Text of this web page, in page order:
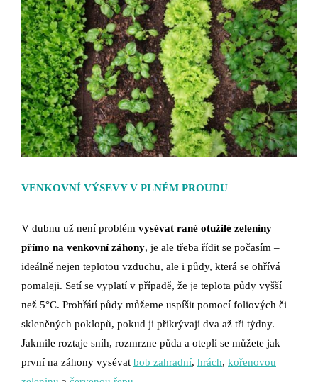
VENKOVNÍ VÝSEVY V PLNÉM PROUDU
V dubnu už není problém vysévat rané otužilé zeleniny
přímo na venkovní záhony, je ale třeba řídit se počasím –
ideálně nejen teplotou vzduchu, ale i půdy, která se ohřívá
pomaleji. Setí se vyplatí v případě, že je teplota půdy vyšší
než 5°C. Prohřátí půdy můžeme uspíšit pomocí foliových či
skleněných poklopů, pokud ji přikrývají dva až tři týdny.
Jakmile roztaje sníh, rozmrzne půda a oteplí se můžete jak
první na záhony vysévat bob zahradní, hrách, kořenovou